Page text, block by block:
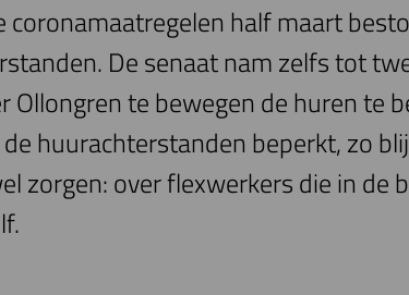
coronamaatregelen half maart
De senaat nam zelfs tot
Ollongren te bewegen de huren te
huurachterstanden beperkt, zo
zorgen: over flexwerkers die in de